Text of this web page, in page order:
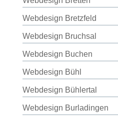
Webdesign Bretzfeld
Webdesign Bruchsal
Webdesign Buchen
Webdesign Bühl
Webdesign Bühlertal
Webdesign Burladingen